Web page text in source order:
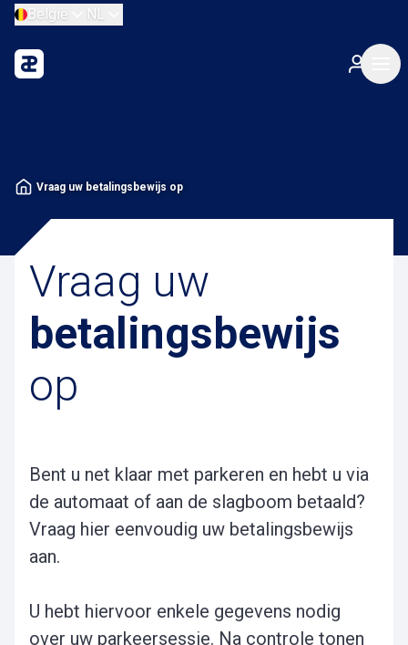
België NL
Vraag uw betalingsbewijs op
Vraag uw
betalingsbewijs
op
Bent u net klaar met parkeren en hebt u via
de automaat of aan de slagboom betaald?
Vraag hier eenvoudig uw betalingsbewijs
aan.
U hebt hiervoor enkele gegevens nodig
over uw parkeersessie. Na controle tonen